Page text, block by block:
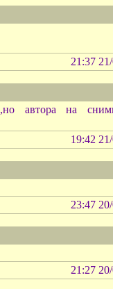
21:37
автора на
19:42
23:47
21:27